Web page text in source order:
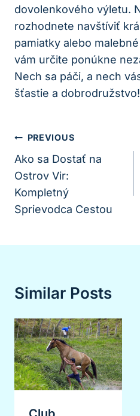
⁤dovolenkového výletu.⁤
rozhodnete navštíviť
pamiatky‍ alebo
vám určite ponúkne
Nech sa páči, a nech⁣
šťastie ‌a dobrodružstvo!
Navigácia
V
Článku
PREVIOUS
Ako sa Dostať na
Ostrov Vir:
Kompletný
Sprievodca Cestou
Similar Posts